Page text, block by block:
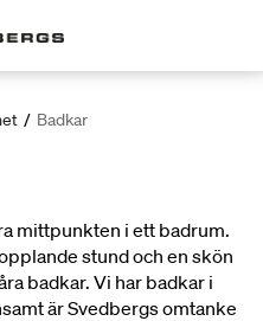
/ Badkar
mittpunkten i ett badrum.
stund och en skön
badkar. Vi har badkar i
är Svedbergs omtanke